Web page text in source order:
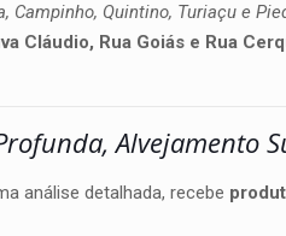
Campinho, Quintino, Turiaçu e
Cláudio, Rua Goiás e Rua
Alvejamento
análise detalhada, recebe